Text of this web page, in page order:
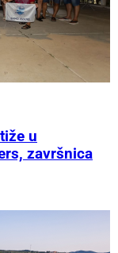
u
završnica